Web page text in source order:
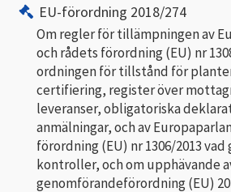
EU-förordning 2018/274
Om regler för tillämpningen av
och rådets förordning (EU) nr
ordningen för tillstånd för
certifiering, register över
leveranser, obligatoriska
anmälningar, och av
förordning (EU) nr 1306/2013
kontroller, och om upphävande
genomförandeförordning (EU)